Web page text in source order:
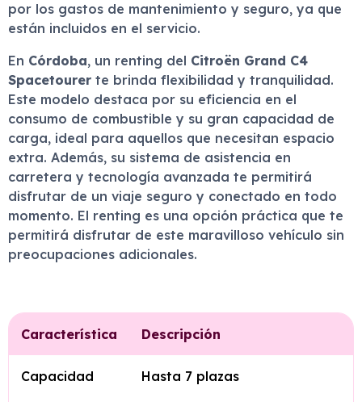
por los gastos de mantenimiento y seguro, ya que
están incluidos en el servicio.
En Córdoba, un renting del Citroën Grand C4
Spacetourer te brinda flexibilidad y tranquilidad.
Este modelo destaca por su eficiencia en el
consumo de combustible y su gran capacidad de
carga, ideal para aquellos que necesitan espacio
extra. Además, su sistema de asistencia en
carretera y tecnología avanzada te permitirá
disfrutar de un viaje seguro y conectado en todo
momento. El renting es una opción práctica que te
permitirá disfrutar de este maravilloso vehículo sin
preocupaciones adicionales.
Característica Descripción
Capacidad Hasta 7 plazas